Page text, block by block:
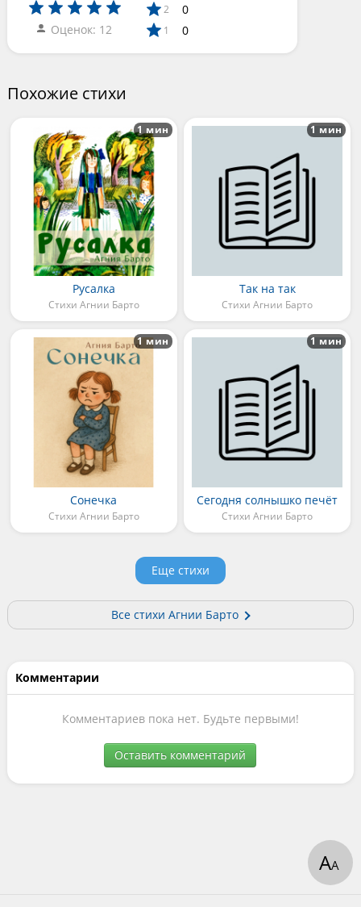
Оценок: 12
2 0
1 0
Похожие стихи
Русалка
Стихи Агнии Барто
1 мин
Так на так
Стихи Агнии Барто
1 мин
Сонечка
Стихи Агнии Барто
1 мин
Сегодня солнышко печёт
Стихи Агнии Барто
1 мин
Еще стихи
Все стихи Агнии Барто
Комментарии
Комментариев пока нет. Будьте первыми!
Оставить комментарий
АА